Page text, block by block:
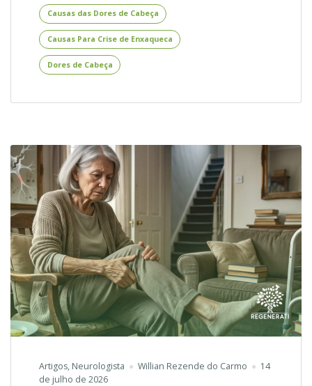
Para
Crise
de
Enxaqueca
–
das
Cabeça
Causas das Dores de Cabeça
Causas Para Crise de Enxaqueca
Dores de Cabeça
Artigos, Neurologista Willian Rezende do Carmo
14
de julho de 2026